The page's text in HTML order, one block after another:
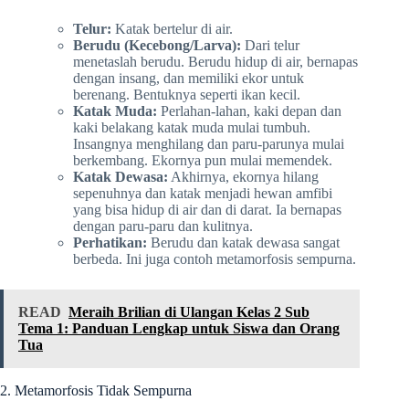
Telur: Katak bertelur di air.
Berudu (Kecebong/Larva): Dari telur
menetaslah berudu. Berudu hidup di air, bernapas
dengan insang, dan memiliki ekor untuk
berenang. Bentuknya seperti ikan kecil.
Katak Muda: Perlahan-lahan, kaki depan dan
kaki belakang katak muda mulai tumbuh.
Insangnya menghilang dan paru-parunya mulai
berkembang. Ekornya pun mulai memendek.
Katak Dewasa: Akhirnya, ekornya hilang
sepenuhnya dan katak menjadi hewan amfibi
yang bisa hidup di air dan di darat. Ia bernapas
dengan paru-paru dan kulitnya.
Perhatikan: Berudu dan katak dewasa sangat
berbeda. Ini juga contoh metamorfosis sempurna.
READ Meraih Brilian di Ulangan Kelas 2 Sub
Tema 1: Panduan Lengkap untuk Siswa dan Orang
Tua
2. Metamorfosis Tidak Sempurna